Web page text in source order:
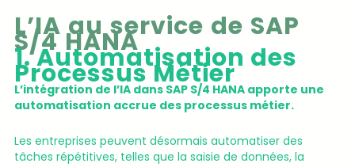
L’IA au service de SAP
S/4 HANA
1. Automatisation des
Processus Métier
L’intégration de l’IA dans SAP S/4 HANA apporte une
automatisation accrue des processus métier.
Les entreprises peuvent désormais automatiser des
tâches répétitives, telles que la saisie de données, la